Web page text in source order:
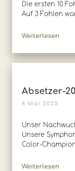
Die ersten 10
Auf 3 Fohlen
Weiterlesen
Absetzer-
4 Mai 2025
Unser
Unsere
Color-
Weiterlesen